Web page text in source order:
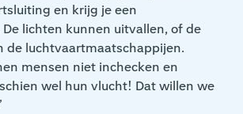
en krijg je een
lichten kunnen uitvallen, of de
de luchtvaartmaatschappijen.
mensen niet inchecken en
wel hun vlucht! Dat willen we